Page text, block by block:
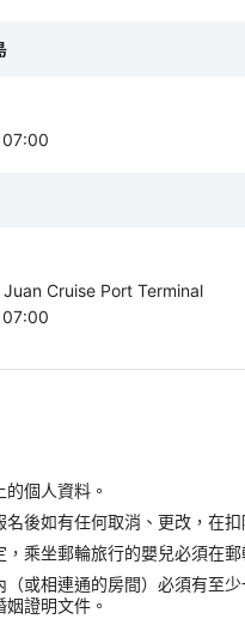
07:00
Juan Cruise Port Terminal
07:00
個人資料。
後如有任何取消、更改，在
乘坐郵輪旅行的嬰兒必須在
或相連通的房間）必須有至
證明文件。